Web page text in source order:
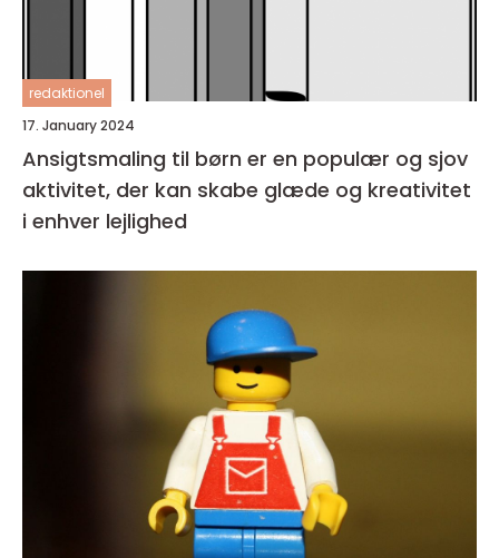
redaktionel
17. January 2024
Ansigtsmaling til børn er en populær og sjov
aktivitet, der kan skabe glæde og kreativitet
i enhver lejlighed